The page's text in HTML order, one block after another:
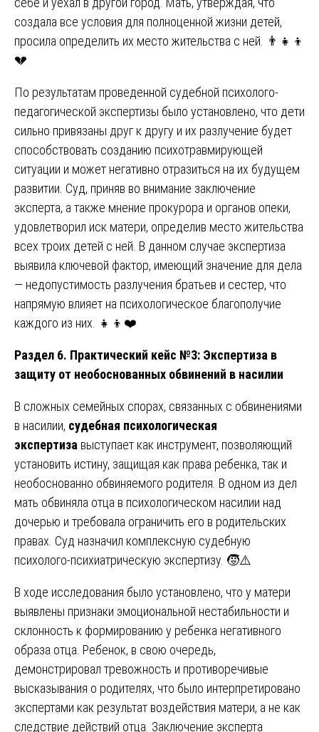
создала все условия для полноценной жизни детей,
просила определить их место жительства с ней. 👨‍👧‍👦
💔
По результатам проведенной судебной психолого-
педагогической экспертизы было установлено, что дети
сильно привязаны друг к другу и их разлучение будет
способствовать созданию психотравмирующей
ситуации и может негативно отразиться на их будущем
развитии. Суд, приняв во внимание заключение
эксперта, а также мнение прокурора и органов опеки,
удовлетворил иск матери, определив место жительства
всех троих детей с ней. В данном случае экспертиза
выявила ключевой фактор, имеющий значение для дела
— недопустимость разлучения братьев и сестер, что
напрямую влияет на психологическое благополучие
каждого из них. 👧👦❤️
Раздел 6. Практический кейс №3: Экспертиза в
защиту от необоснованных обвинений в насилии
В сложных семейных спорах, связанных с обвинениями
в насилии, судебная психологическая
экспертиза выступает как инструмент, позволяющий
установить истину, защищая как права ребенка, так и
необоснованно обвиняемого родителя. В одном из дел
мать обвиняла отца в психологическом насилии над
дочерью и требовала ограничить его в родительских
правах. Суд назначил комплексную судебную
психолого-психиатрическую экспертизу. 🧒⚠️
В ходе исследования было установлено, что у матери
выявлены признаки эмоциональной нестабильности и
склонность к формированию у ребенка негативного
образа отца. Ребенок, в свою очередь,
демонстрировал тревожность и противоречивые
высказывания о родителях, что было интерпретировано
экспертами как результат воздействия матери, а не как
следствие действий отца. Заключение эксперта